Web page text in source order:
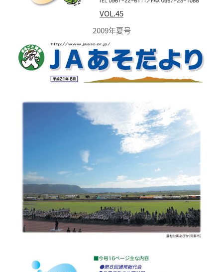
VOL.45
2009年夏号